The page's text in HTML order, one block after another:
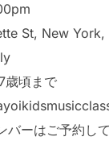
St, New York,
歳頃まで
バーはご予約し